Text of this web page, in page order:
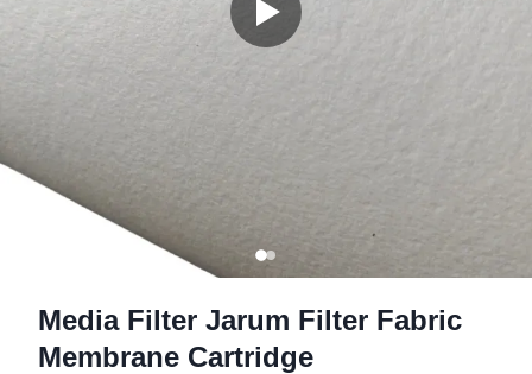
Media Filter Jarum Filter Fabric
Membrane Cartridge